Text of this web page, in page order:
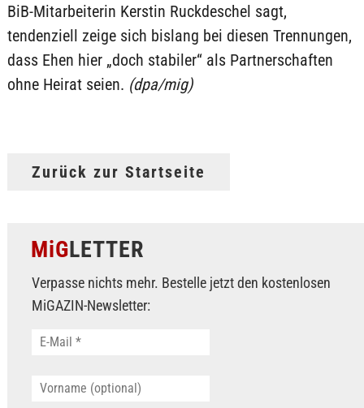
BiB-Mitarbeiterin Kerstin Ruckdeschel sagt,
tendenziell zeige sich bislang bei diesen Trennungen,
dass Ehen hier „doch stabiler“ als Partnerschaften
ohne Heirat seien. (dpa/mig)
Zurück zur Startseite
MiGLETTER
Verpasse nichts mehr. Bestelle jetzt den kostenlosen
MiGAZIN-Newsletter: